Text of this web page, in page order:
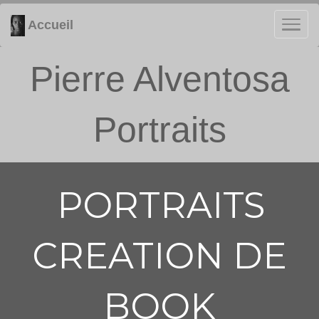
Accueil
Pierre Alventosa
Portraits
PORTRAITS
CREATION DE
BOOK